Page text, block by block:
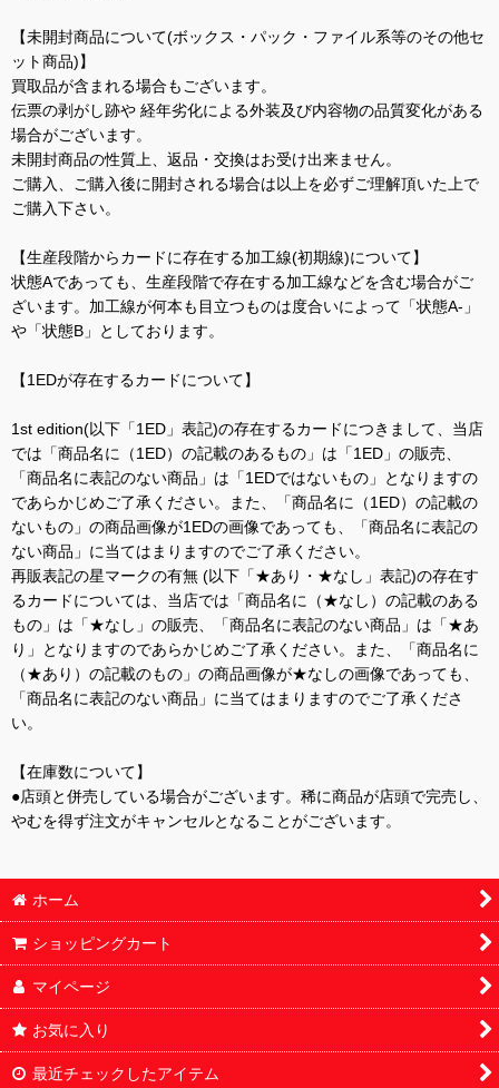
【未開封商品について(ボックス・パック・ファイル系等のその他セ
ット商品)】
買取品が含まれる場合もございます。
伝票の剥がし跡や 経年劣化による外装及び内容物の品質変化がある
場合がございます。
未開封商品の性質上、返品・交換はお受け出来ません。
ご購入、ご購入後に開封される場合は以上を必ずご理解頂いた上で
ご購入下さい。
【生産段階からカードに存在する加工線(初期線)について】
状態Aであっても、生産段階で存在する加工線などを含む場合がご
ざいます。加工線が何本も目立つものは度合いによって「状態A-」
や「状態B」としております。
【1EDが存在するカードについて】
1st edition(以下「1ED」表記)の存在するカードにつきまして、当店
では「商品名に（1ED）の記載のあるもの」は「1ED」の販売、
「商品名に表記のない商品」は「1EDではないもの」となりますの
であらかじめご了承ください。また、「商品名に（1ED）の記載の
ないもの」の商品画像が1EDの画像であっても、「商品名に表記の
ない商品」に当てはまりますのでご了承ください。
再販表記の星マークの有無 (以下「★あり・★なし」表記)の存在す
るカードについては、当店では「商品名に（★なし）の記載のある
もの」は「★なし」の販売、「商品名に表記のない商品」は「★あ
り」となりますのであらかじめご了承ください。また、「商品名に
（★あり）の記載のもの」の商品画像が★なしの画像であっても、
「商品名に表記のない商品」に当てはまりますのでご了承くださ
い。
【在庫数について】
●店頭と併売している場合がございます。稀に商品が店頭で完売し、
やむを得ず注文がキャンセルとなることがございます。
ホーム
ショッピングカート
マイページ
お気に入り
最近チェックしたアイテム